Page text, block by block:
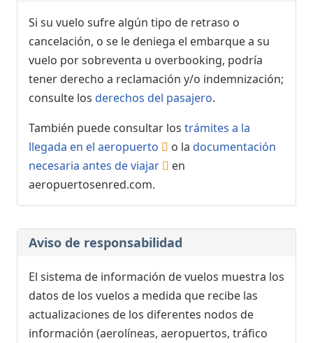
Si su vuelo sufre algún tipo de retraso o
cancelación, o se le deniega el embarque a su
vuelo por sobreventa u overbooking, podría
tener derecho a reclamación y/o indemnización;
consulte los derechos del pasajero.
También puede consultar los trámites a la
llegada en el aeropuerto
o la documentación
necesaria antes de viajar
en
aeropuertosenred.com.
Aviso de responsabilidad
El sistema de información de vuelos muestra los
datos de los vuelos a medida que recibe las
actualizaciones de los diferentes nodos de
información (aerolíneas, aeropuertos, tráfico